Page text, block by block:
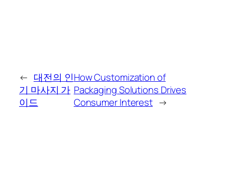
← 대전의 인
기 마사지 가
이드
How Customization of
Packaging Solutions Drives
Consumer Interest →